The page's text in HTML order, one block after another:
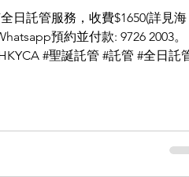
日託管服務，收費$1650(詳見海
預約並付款: 9726 2003。
#聖誕託管 #託管 #全日託